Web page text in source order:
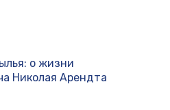
о жизни
Николая Арендта